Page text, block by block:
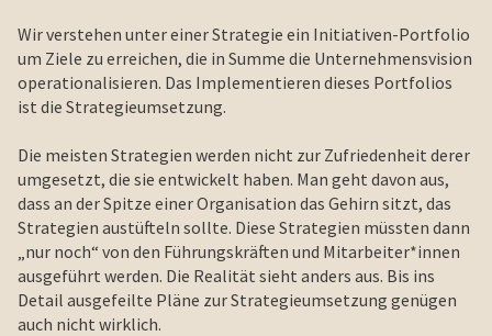
Wir verstehen unter einer Strategie ein Initiativen-Portfolio
um Ziele zu erreichen, die in Summe die Unternehmensvision
operationalisieren. Das Implementieren dieses Portfolios
ist die Strategieumsetzung.
Die meisten Strategien werden nicht zur Zufriedenheit derer
umgesetzt, die sie entwickelt haben. Man geht davon aus,
dass an der Spitze einer Organisation das Gehirn sitzt, das
Strategien austüfteln sollte. Diese Strategien müssten dann
„nur noch“ von den Führungskräften und Mitarbeiter*innen
ausgeführt werden. Die Realität sieht anders aus. Bis ins
Detail ausgefeilte Pläne zur Strategieumsetzung genügen
auch nicht wirklich.